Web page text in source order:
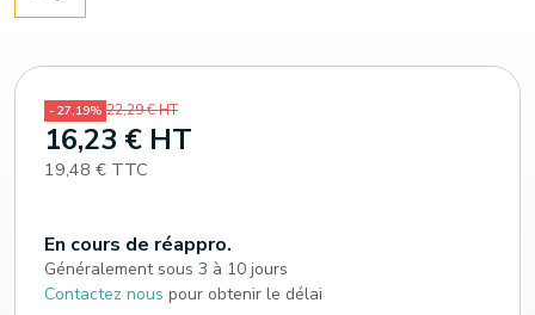
- 27,19% 22,29 € HT
16,23 € HT
19,48 € TTC
En cours de réappro.
Généralement sous 3 à 10 jours
Contactez nous pour obtenir le délai